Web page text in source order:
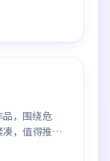
，围绕危
，值得推荐